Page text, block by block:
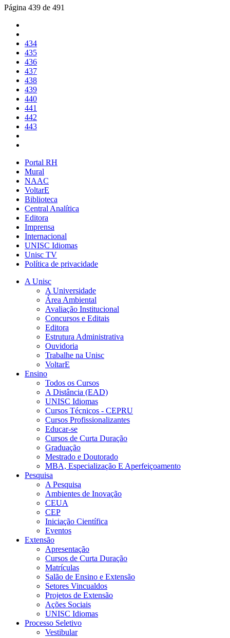
Página 439 de 491
434
435
436
437
438
439
440
441
442
443
Portal RH
Mural
NAAC
VoltarE
Biblioteca
Central Analítica
Editora
Imprensa
Internacional
UNISC Idiomas
Unisc TV
Política de privacidade
A Unisc
A Universidade
Área Ambiental
Avaliação Institucional
Concursos e Editais
Editora
Estrutura Administrativa
Ouvidoria
Trabalhe na Unisc
VoltarE
Ensino
Todos os Cursos
A Distância (EAD)
UNISC Idiomas
Cursos Técnicos - CEPRU
Cursos Profissionalizantes
Educar-se
Cursos de Curta Duração
Graduação
Mestrado e Doutorado
MBA, Especialização E Aperfeiçoamento
Pesquisa
A Pesquisa
Ambientes de Inovação
CEUA
CEP
Iniciação Científica
Eventos
Extensão
Apresentação
Cursos de Curta Duração
Matrículas
Salão de Ensino e Extensão
Setores Vincualdos
Projetos de Extensão
Ações Sociais
UNISC Idiomas
Processo Seletivo
Vestibular